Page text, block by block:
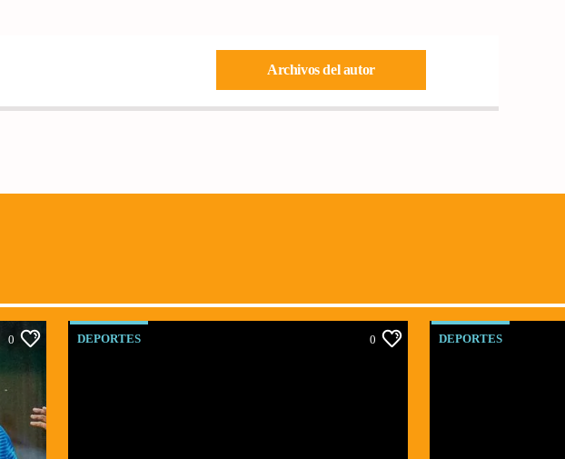
Archivos del autor
0 DEPORTES 0 DEPORTES